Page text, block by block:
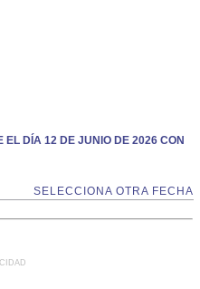
DÍA 12 DE JUNIO DE 2026 CON
SELECCIONA OTRA FECHA